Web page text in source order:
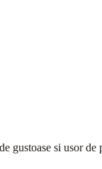
gustoase si usor de